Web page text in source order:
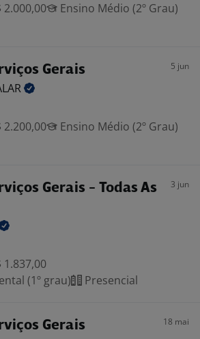
2.000,00
Ensino Médio (2º Grau)
Gerais 5 jun
2.200,00
Ensino Médio (2º Grau)
Gerais - Todas As
3 jun
1.837,00
(1º grau)
Presencial
Gerais 18 mai